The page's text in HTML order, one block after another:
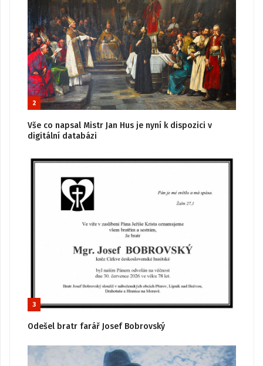
2
Vše co napsal Mistr Jan Hus je nyní k dispozici v
digitální databázi
3
Odešel bratr farář Josef Bobrovský